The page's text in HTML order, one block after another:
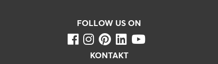
FOLLOW US ON
KONTAKT